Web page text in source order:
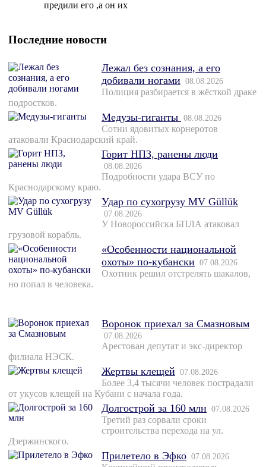
предили его ,а он их
Последние новости
Лежал без сознания, а его
добивали ногами 08.08.2026
Полиция разбирается в жёсткой драке
подростков.
Медузы-гиганты 08.08.2026
Сотни ядовитых корнеротов
атаковали Краснодарский край.
Горит НПЗ, ранены люди
08.08.2026
Подробности удара ВСУ по
Краснодарскому краю.
Удар по сухогрузу MV Güllük
07.08.2026
У Новороссийска БПЛА атаковал
грузовой корабль.
«Особенности национальной
охоты» по-кубански 07.08.2026
Охотник решил отстрелять шакалов,
но попал в человека.
Воронок приехал за Смазновым
07.08.2026
Арестован депутат и экс-директор
филиала НЭСК.
Жертвы клещей 07.08.2026
Более 3,4 тысячи человек пострадали
от укусов клещей на Кубани с начала года.
Долгострой за 160 млн 07.08.2026
Третий раз сорвали сроки
строительства перехода на ул.
Дзержинского.
Прилетело в Эфко 07.08.2026